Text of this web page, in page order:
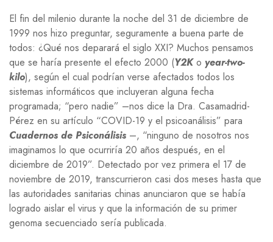
El fin del milenio durante la noche del 31 de diciembre de
1999 nos hizo preguntar, seguramente a buena parte de
todos: ¿Qué nos deparará el siglo XXI? Muchos pensamos
que se haría presente el efecto 2000 (Y2Ko year-two-
kilo), según el cual podrían verse afectados todos los
sistemas informáticos que incluyeran alguna fecha
programada; “pero nadie” –nos dice la Dra. Casamadrid-
Pérez en su artículo “COVID-19 y el psicoanálisis” para
Cuadernos de Psiconálisis –, “ninguno de nosotros nos
imaginamos lo que ocurriría 20 años después, en el
diciembre de 2019”. Detectado por vez primera el 17 de
noviembre de 2019, transcurrieron casi dos meses hasta que
las autoridades sanitarias chinas anunciaron que se había
logrado aislar el virus y que la información de su primer
genoma secuenciado sería publicada.